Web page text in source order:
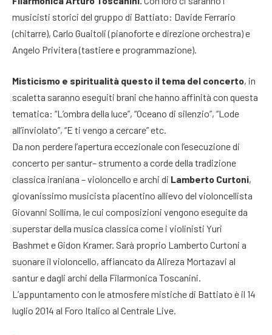
musicisti storici del gruppo di Battiato: Davide Ferrario
(chitarre), Carlo Guaitoli (pianoforte e direzione orchestra) e
Angelo Privitera (tastiere e programmazione).
Misticismo e spiritualità questo il tema del concerto, in
scaletta saranno eseguiti brani che hanno affinità con questa
tematica: “L’ombra della luce”, “Oceano di silenzio”, “Lode
all’inviolato”, “E ti vengo a cercare” etc.
Da non perdere l’apertura eccezionale con l’esecuzione di
concerto per santur– strumento a corde della tradizione
classica iraniana – violoncello e archi di Lamberto Curtoni,
giovanissimo musicista piacentino allievo del violoncellista
Giovanni Sollima, le cui composizioni vengono eseguite da
superstar della musica classica come i violinisti Yuri
Bashmet e Gidon Kramer. Sarà proprio Lamberto Curtoni a
suonare il violoncello, affiancato da Alireza Mortazavi al
santur e dagli archi della Filarmonica Toscanini.
L’appuntamento con le atmosfere mistiche di Battiato è il 14
luglio 2014 al Foro Italico al Centrale Live.